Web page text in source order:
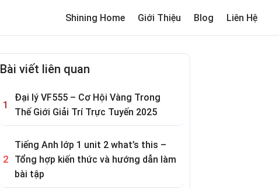
Shining Home Giới Thiệu Blog Liên Hệ
MemeReview trường cho bé
Bài viết liên quan
Đại lý VF555 – Cơ Hội Vàng Trong
Thế Giới Giải Trí Trực Tuyến 2025
Tiếng Anh lớp 1 unit 2 what’s this –
Tổng hợp kiến thức và hướng dẫn làm
bài tập